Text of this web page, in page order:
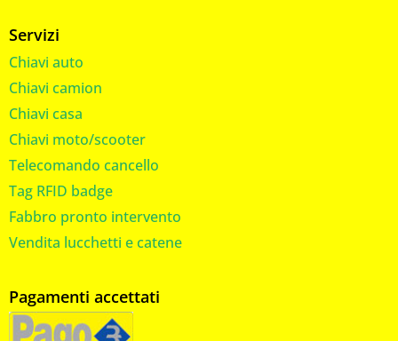
Servizi
Chiavi auto
Chiavi camion
Chiavi casa
Chiavi moto/scooter
Telecomando cancello
Tag RFID badge
Fabbro pronto intervento
Vendita lucchetti e catene
Pagamenti accettati